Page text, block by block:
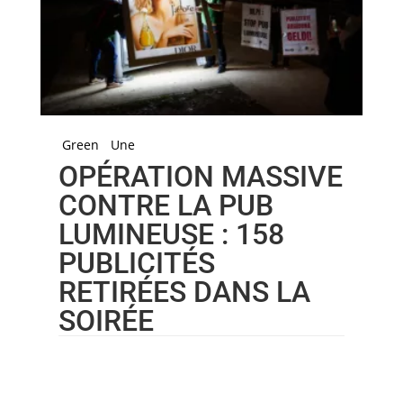
Green Une
OPÉRATION MASSIVE
CONTRE LA PUB
LUMINEUSE : 158
PUBLICITÉS
RETIRÉES DANS LA
SOIRÉE